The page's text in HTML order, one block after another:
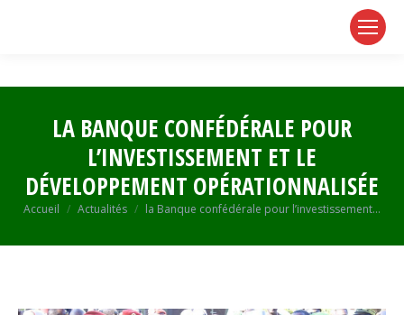
LA BANQUE CONFÉDÉRALE POUR
L’INVESTISSEMENT ET LE
DÉVELOPPEMENT OPÉRATIONNALISÉE
Vous êtes ici :
Accueil Actualités la Banque confédérale pour l’investissement…